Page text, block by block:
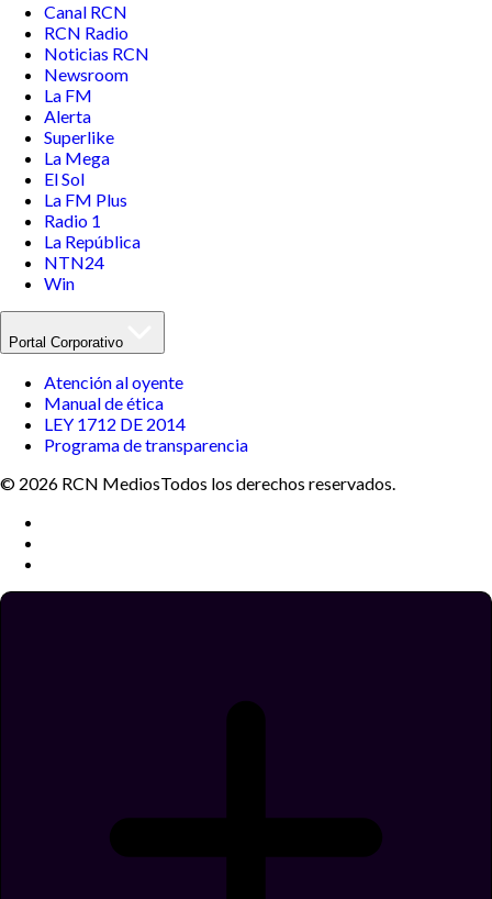
Canal RCN
RCN Radio
Noticias RCN
Newsroom
La FM
Alerta
Superlike
La Mega
El Sol
La FM Plus
Radio 1
La República
NTN24
Win
Portal Corporativo
Atención al oyente
Manual de ética
LEY 1712 DE 2014
Programa de transparencia
© 2026 RCN MediosTodos los derechos reservados.